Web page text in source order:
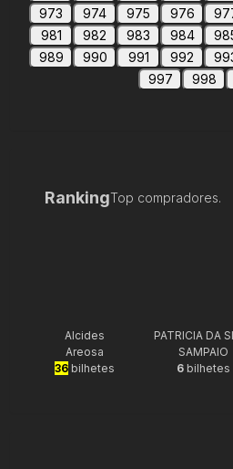
973
974 975 976
981
982 983 984
989
990 991 992
997
998
RankingTop compradores.
Alcides
Areosa
36bilhetes
PATRICIA DA
SAMPAIO
6 bilhetes